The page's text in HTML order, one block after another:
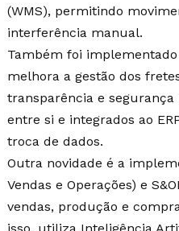
(WMS), permitindo
interferência manual.
Também foi
melhora a gestão dos
transparência e segurança
entre si e integrados ao
troca de dados.
Outra novidade é a
Vendas e Operações) e
vendas, produção e